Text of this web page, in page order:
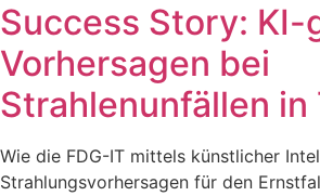
Success Story:
Vorhersagen bei
Strahlenunfällen in
Wie die FDG-IT mittels künstlicher
Strahlungsvorhersagen für den